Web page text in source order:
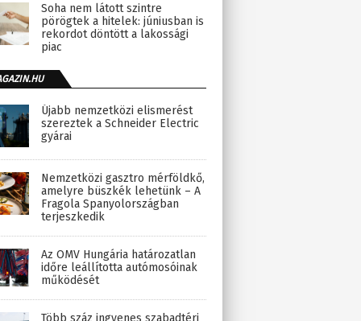
Soha nem látott szintre
pörögtek a hitelek: júniusban is
rekordot döntött a lakossági
piac
Újabb nemzetközi elismerést
szereztek a Schneider Electric
gyárai
Nemzetközi gasztro mérföldkő,
amelyre büszkék lehetünk – A
Fragola Spanyolországban
terjeszkedik
Az OMV Hungária határozatlan
időre leállította autómosóinak
működését
Több száz ingyenes szabadtéri